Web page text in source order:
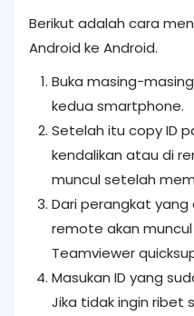
Berikut adalah cara
Android ke Android.
Buka masing-
kedua smartphone.
Setelah itu copy ID
kendalikan atau di
muncul setelah
Dari perangkat yang
remote akan
Teamviewer
Masukan ID yang
Jika tidak ingin ribet